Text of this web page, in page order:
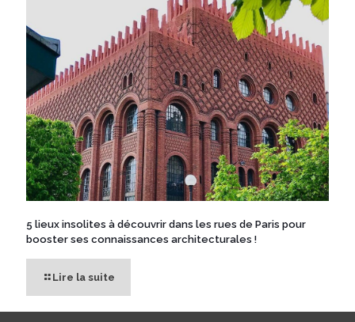
5 lieux insolites à découvrir dans les rues de Paris pour
booster ses connaissances architecturales !
Lire la suite